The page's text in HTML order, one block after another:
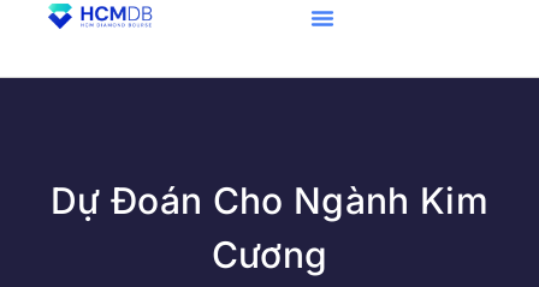
Dự Đoán Cho Ngành Kim
Cương